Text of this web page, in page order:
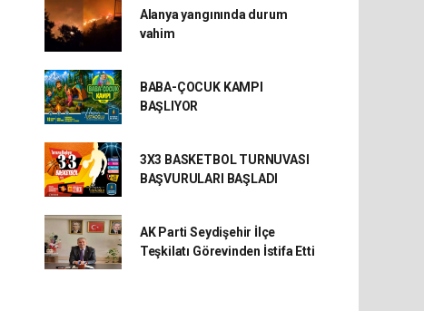
Alanya yangınında durum
vahim
BABA-ÇOCUK KAMPI
BAŞLIYOR
3X3 BASKETBOL TURNUVASI
BAŞVURULARI BAŞLADI
AK Parti Seydişehir İlçe
Teşkilatı Görevinden İstifa Etti